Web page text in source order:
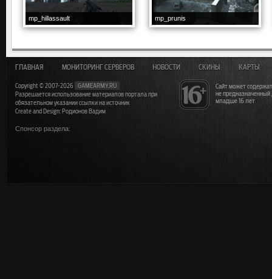
mp_hillassault mp_prunis
Сайт может
не
младше 16 лет
ГЛАВНАЯ МОНИТОРИНГ СЕРВЕРОВ НОВОСТИ СКИНЫ КАРТЫ
Copyright © 2007-2026
GAMEARMY.RU
Разрешается использование материалов портала при
обязательном указании ссылки на источник
Create and Design: Родионов Вадим
Спонсор раздела: